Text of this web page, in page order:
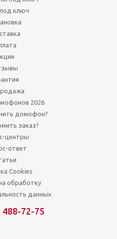
ключ
2026
домофон?
заказ?
центры
ответ
Cookies
обработку
данных
488-72-75